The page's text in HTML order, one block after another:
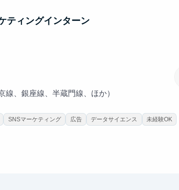
ティングインターン
、銀座線、半蔵門線、ほか）
SNSマーケティング 広告 データサイエンス
未経験OK